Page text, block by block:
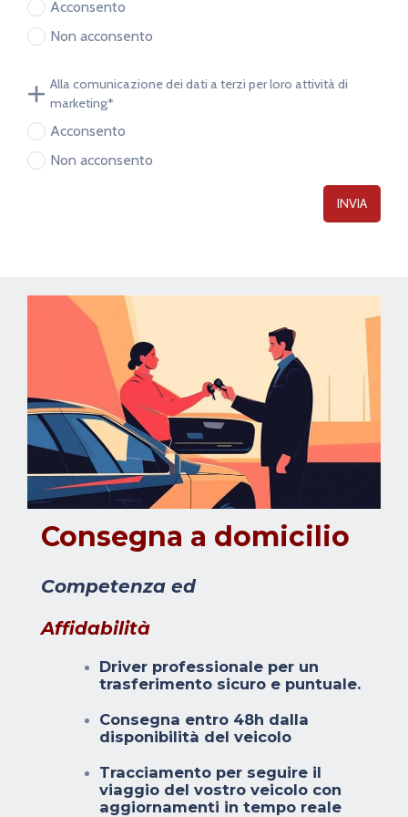
Acconsento
Non acconsento
Alla comunicazione dei dati a terzi per loro attività di
marketing*
Acconsento
Non acconsento
Richiesta inviata con successo.
La richiesta non è stata inviata, la
preghiamo di riprovare.
INVIA
Consegna a domicilio
Competenza ed
Affidabilità
Driver professionale per un
trasferimento sicuro e puntuale.
Consegna entro 48h dalla
disponibilità del veicolo
Tracciamento per seguire il
viaggio del vostro veicolo con
aggiornamenti in tempo reale